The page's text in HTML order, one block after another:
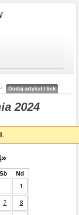
Dodaj artykuł / link
2024
»
Sb
Nd
1
7 8